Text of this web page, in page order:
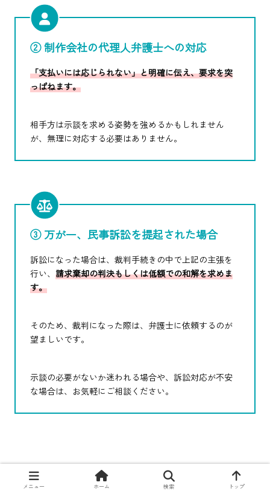
② 制作会社の代理人弁護士への対応
「支払いには応じられない」と明確に伝え、要求を突
っぱねます。
相手方は示談を求める姿勢を強めるかもしれません
が、無理に対応する必要はありません。
③ 万が一、民事訴訟を提起された場合
訴訟になった場合は、裁判手続きの中で上記の主張を
行い、 請求棄却の判決もしくは低額での和解を求めま
す。
そのため、裁判になった際は、弁護士に依頼するのが
望ましいです。
示談の必要がないか迷われる場合や、訴訟対応が不安
な場合は、お気軽にご相談ください。
メニュー ホーム 検索 トップ